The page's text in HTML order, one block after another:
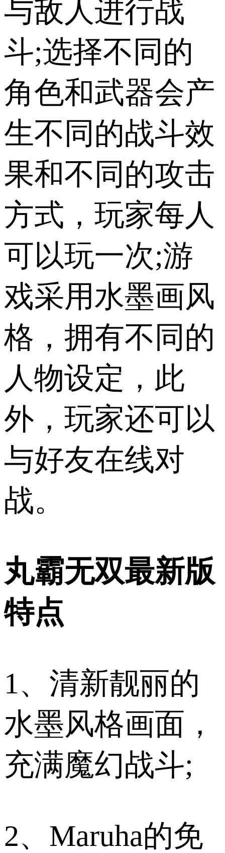
与敌人进行战
斗;选择不同的
角色和武器会产
生不同的战斗效
果和不同的攻击
方式，玩家每人
可以玩一次;游
戏采用水墨画风
格，拥有不同的
人物设定，此
外，玩家还可以
与好友在线对
战。
丸霸无双最新版
特点
1、清新靓丽的
水墨风格画面，
充满魔幻战斗;
2、Maruha的免